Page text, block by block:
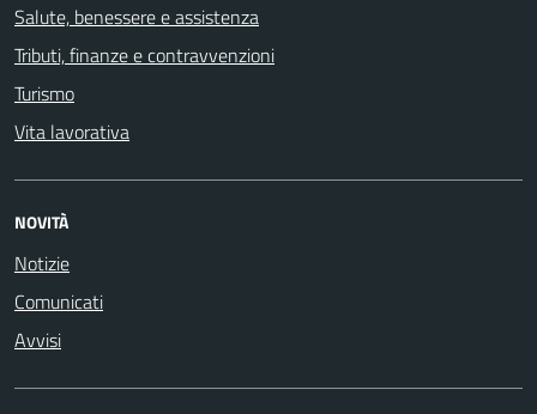
Salute, benessere e assistenza
Tributi, finanze e contravvenzioni
Turismo
Vita lavorativa
NOVITÀ
Notizie
Comunicati
Avvisi